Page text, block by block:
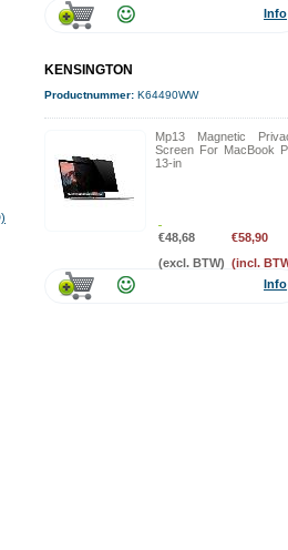
Info
KENSINGTON
Productnummer: K64490WW
Mp13 Magnetic
Screen For MacBook
13-in
€48,68
(excl. BTW)
€58,90
(incl.
Info